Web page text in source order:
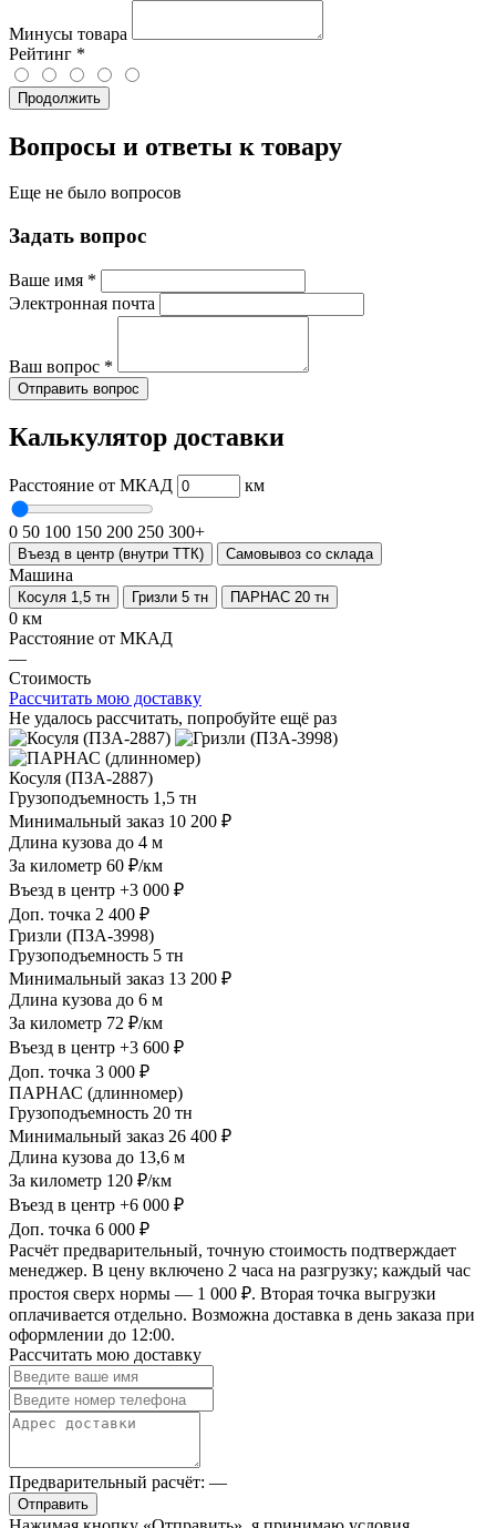
Минусы товара
Рейтинг *
Продолжить
Вопросы и ответы к товару
Еще не было вопросов
Задать вопрос
Ваше имя *
Электронная почта
Ваш вопрос *
Отправить вопрос
Калькулятор доставки
Расстояние от МКАД км
0 50 100 150 200 250 300+
Въезд в центр (внутри ТТК) Самовывоз со склада
Машина
Косуля 1,5 тн Гризли 5 тн ПАРНАС 20 тн
0 км
Расстояние от МКАД
—
Стоимость
Рассчитать мою доставку
Не удалось рассчитать, попробуйте ещё раз
Косуля (ПЗА-2887)
Грузоподъемность 1,5 тн
Минимальный заказ 10 200 ₽
Длина кузова до 4 м
За километр 60 ₽/км
Въезд в центр +3 000 ₽
Доп. точка 2 400 ₽
Гризли (ПЗА-3998)
Грузоподъемность 5 тн
Минимальный заказ 13 200 ₽
Длина кузова до 6 м
За километр 72 ₽/км
Въезд в центр +3 600 ₽
Доп. точка 3 000 ₽
ПАРНАС (длинномер)
Грузоподъемность 20 тн
Минимальный заказ 26 400 ₽
Длина кузова до 13,6 м
За километр 120 ₽/км
Въезд в центр +6 000 ₽
Доп. точка 6 000 ₽
Расчёт предварительный, точную стоимость подтверждает
менеджер. В цену включено 2 часа на разгрузку; каждый час
простоя сверх нормы — 1 000 ₽. Вторая точка выгрузки
оплачивается отдельно. Возможна доставка в день заказа при
оформлении до 12:00.
Рассчитать мою доставку
Предварительный расчёт: —
Отправить